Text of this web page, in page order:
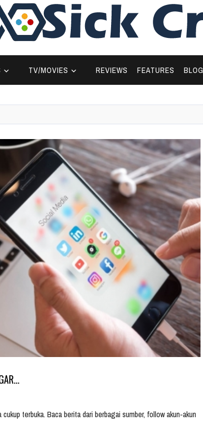
TV/MOVIES REVIEWS FEATURES BLOG
terbuka. Baca berita dari berbagai sumber, follow akun-akun